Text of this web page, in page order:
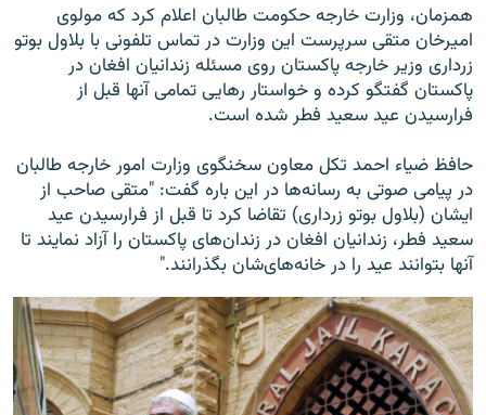
همزمان، وزارت خارجه حکومت طالبان اعلام کرد که مولوی
امیرخان متقی سرپرست این وزارت در تماس تلفونی با بلاول بوتو
زرداری وزیر خارجه پاکستان روی مسئله زندانیان افغان در
پاکستان گفتگو کرده و خواستار رهایی تمامی آنها قبل از
فرارسیدن عید سعید فطر شده است.
حافظ ضیاء احمد تکل معاون سخنگوی وزارت امور خارجه طالبان
در پیامی صوتی به رسانه‌ها در این باره گفت: "متقی صاحب از
ایشان (بلاول بوتو زرداری) تقاضا کرد تا قبل از فرارسیدن عید
سعید فطر، زندانیان افغان در زندان‌های پاکستان را آزاد نمایند تا
آنها بتوانند عید را در خانه‌های‌شان بگذرانند."